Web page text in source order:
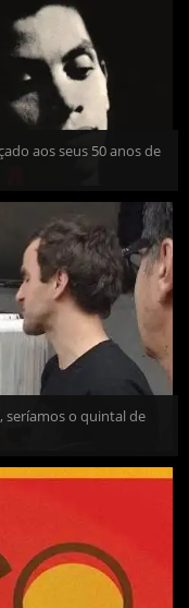
aos seus 50 anos de
seríamos o quintal de